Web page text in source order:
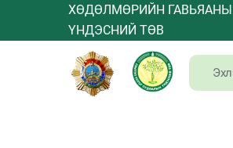
ХӨДӨЛМӨРИЙН
ҮНДЭСНИЙ ТӨВ